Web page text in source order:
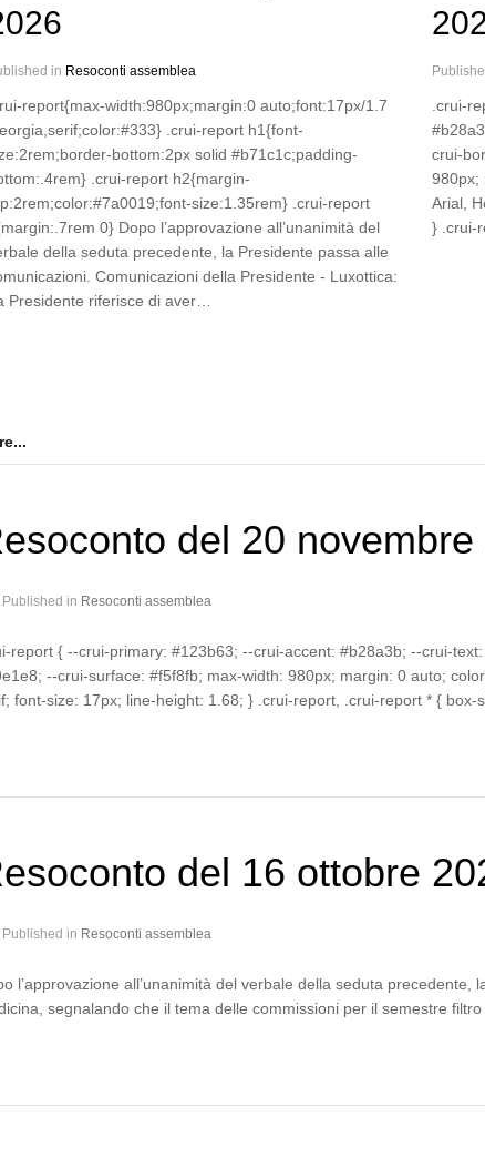
in Resoconti assemblea
report{max-width:980px;margin:0 auto;font:17px/1.7
.crui-report h1{font-
bottom:2px solid #b71c1c;padding-
.crui-report h2{margin-
size:1.35rem} .crui-report
0} Dopo l’approvazione all’unanimità del
della seduta precedente, la Presidente passa alle
Comunicazioni della Presidente - Luxottica:
Presidente riferisce di aver…
.crui-
crui-
980px;
Arial,
} .crui-
del 20 novembre
Published in Resoconti assemblea
report { --crui-primary: #123b63; --crui-accent: #b28a3b; --crui-
--crui-surface: #f5f8fb; max-width: 980px; margin: 0 auto;
font-size: 17px; line-height: 1.68; } .crui-report, .crui-report * { box-
del 16 ottobre
Published in Resoconti assemblea
l’approvazione all’unanimità del verbale della seduta
segnalando che il tema delle commissioni per il semestre